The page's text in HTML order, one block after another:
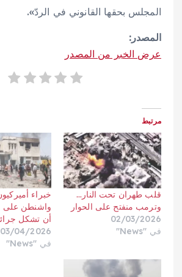
المجلس بحقها القانوني في الردّ».
المصدر:
عرض الخبر من المصدر
مرتبط
قلب طهران تحت النار…
وترمب منفتح على الحوار
02/03/2026
في "News"
خبراء
واشنطن على
أن تشكل
03/04/2026
في "News"